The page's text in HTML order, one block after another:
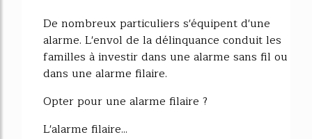
De nombreux particuliers s'équipent d'une
alarme. L'envol de la délinquance conduit les
familles à investir dans une alarme sans fil ou
dans une alarme filaire.
Opter pour une alarme filaire ?
L'alarme filaire...